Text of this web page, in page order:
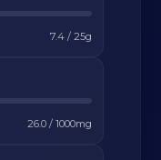
7.4/ 25g
26.0/ 1000mg